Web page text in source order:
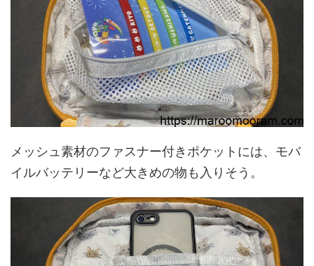
メッシュ素材のファスナー付きポケットには、モバ
イルバッテリーなど大きめの物も入りそう。